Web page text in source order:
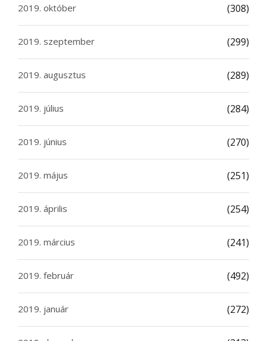
2019. október (308)
2019. szeptember (299)
2019. augusztus (289)
2019. július (284)
2019. június (270)
2019. május (251)
2019. április (254)
2019. március (241)
2019. február (492)
2019. január (272)